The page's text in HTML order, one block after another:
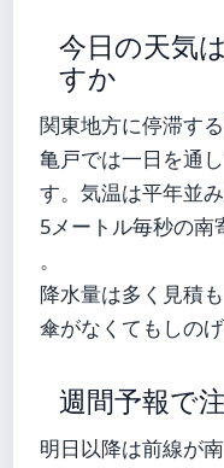
今日の天気
すか
関東地方に停滞する
亀戸では一日を通
す。気温は平年並
5メートル毎秒の南
。
降水量は多く見積
傘がなくてもしの
週間予報で
明日以降は前線が南